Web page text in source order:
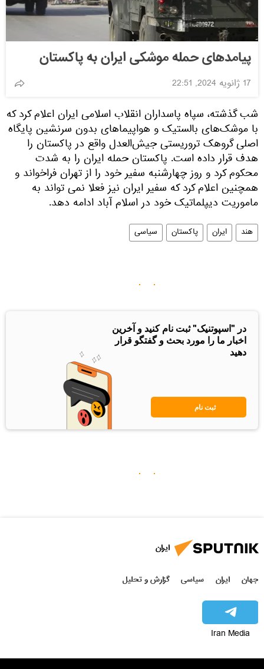
پیامدهای حمله موشکی ایران به پاکستان
17 ژانویه 2024, 22:51
شب گذشته، سپاه پاسداران انقلاب اسلامی ایران اعلام کرد که
با موشک‌های بالستیک و هواپیماهای بدون سرنشین پایگاه
اصلی گروهک تروریستی جیش‌العدل واقع در پاکستان را
هدف قرار داده است. پاکستان حمله ایران را به شدت
محکوم کرد و روز چهارشنبه سفیر خود را از تهران فراخواند و
همچنین اعلام کرد که سفیر ایران نیز فعلا نمی تواند به
ماموریت دیپلماتیک خود در اسلام آباد ادامه دهد.
هند ایران پاکستان سیاسی
در "اسپوتنیک" ثبت نام کنید و آخرین
اخبار ما را مورد بحث و گفتگو قرار
دهید
ثبت نام
ایران
جهان ایران سیاسی گزارش و تحلیل
Iran Media